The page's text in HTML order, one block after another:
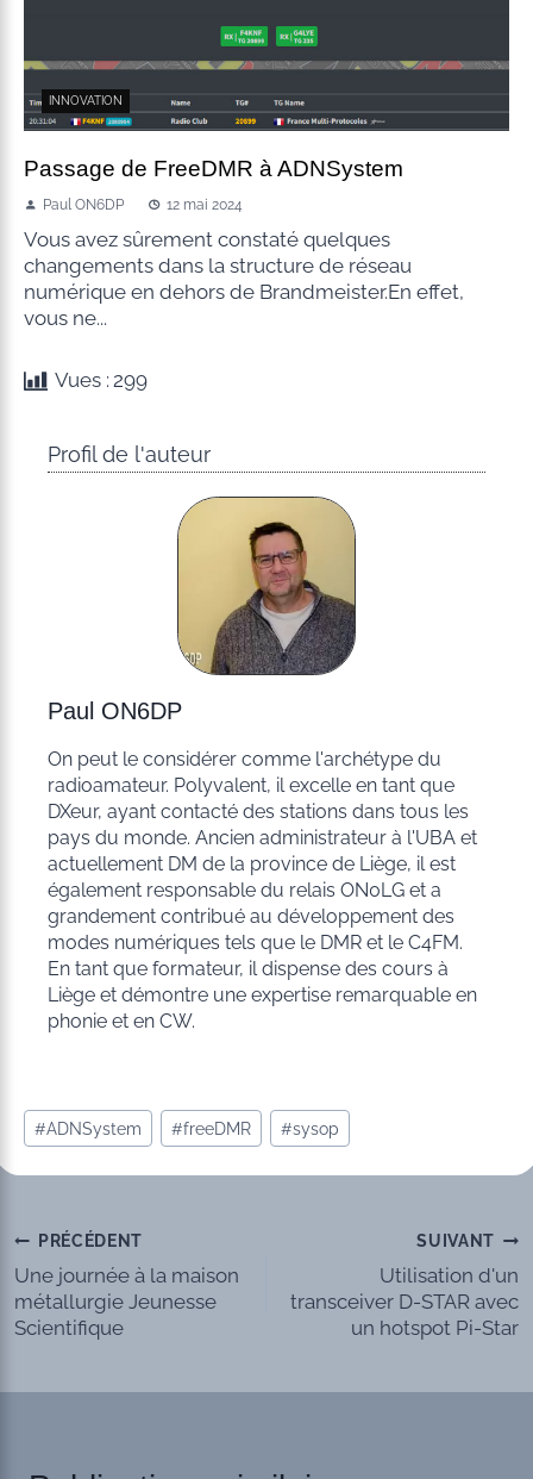
INNOVATION
Passage de FreeDMR à ADNSystem
Paul ON6DP 12 mai 2024
Vous avez sûrement constaté quelques
changements dans la structure de réseau
numérique en dehors de Brandmeister.En effet,
vous ne...
Vues : 299
Profil de l'auteur
Paul ON6DP
On peut le considérer comme l'archétype du
radioamateur. Polyvalent, il excelle en tant que
DXeur, ayant contacté des stations dans tous les
pays du monde. Ancien administrateur à l'UBA et
actuellement DM de la province de Liège, il est
également responsable du relais ON0LG et a
grandement contribué au développement des
modes numériques tels que le DMR et le C4FM.
En tant que formateur, il dispense des cours à
Liège et démontre une expertise remarquable en
phonie et en CW.
Étiquettes
de
#ADNSystem #freeDMR #sysop
Navigation
de
l’article
PRÉCÉDENT
Une journée à la maison
métallurgie Jeunesse
Scientifique
SUIVANT
Utilisation d'un
transceiver D-STAR avec
un hotspot Pi-Star